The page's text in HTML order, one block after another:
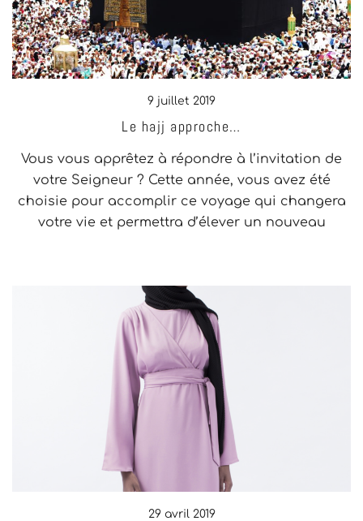
9 juillet 2019
Le hajj approche…
Vous vous apprêtez à répondre à l’invitation de
votre Seigneur ? Cette année, vous avez été
choisie pour accomplir ce voyage qui changera
votre vie et permettra d’élever un nouveau
29 avril 2019